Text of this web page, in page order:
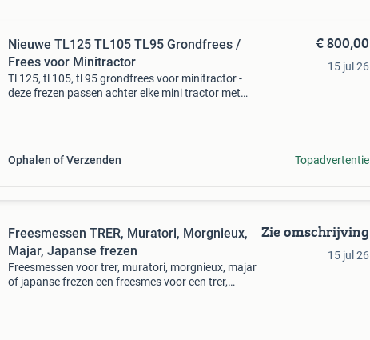
Nieuwe TL125 TL105 TL95 Grondfrees /
Frees voor Minitractor
Tl 125, tl 105, tl 95 grondfrees voor minitractor -
deze frezen passen achter elke mini tractor met
Ophalen of Verzenden
€ 800,00
15 jul 26
Topadvertentie
Freesmessen TRER, Muratori, Morgnieux,
Majar, Japanse frezen
Freesmessen voor trer, muratori, morgnieux, majar
of japanse frezen een freesmes voor een trer,
Zie omschrijving
15 jul 26